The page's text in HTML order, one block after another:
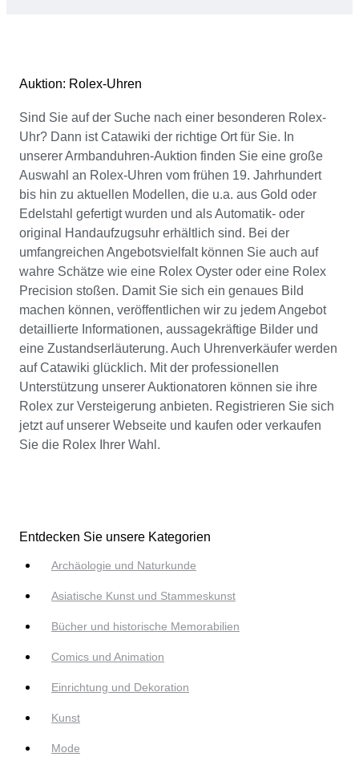
Auktion: Rolex-Uhren
Sind Sie auf der Suche nach einer besonderen Rolex-
Uhr? Dann ist Catawiki der richtige Ort für Sie. In
unserer Armbanduhren-Auktion finden Sie eine große
Auswahl an Rolex-Uhren vom frühen 19. Jahrhundert
bis hin zu aktuellen Modellen, die u.a. aus Gold oder
Edelstahl gefertigt wurden und als Automatik- oder
original Handaufzugsuhr erhältlich sind. Bei der
umfangreichen Angebotsvielfalt können Sie auch auf
wahre Schätze wie eine Rolex Oyster oder eine Rolex
Precision stoßen. Damit Sie sich ein genaues Bild
machen können, veröffentlichen wir zu jedem Angebot
detaillierte Informationen, aussagekräftige Bilder und
eine Zustandserläuterung. Auch Uhrenverkäufer werden
auf Catawiki glücklich. Mit der professionellen
Unterstützung unserer Auktionatoren können sie ihre
Rolex zur Versteigerung anbieten. Registrieren Sie sich
jetzt auf unserer Webseite und kaufen oder verkaufen
Sie die Rolex Ihrer Wahl.
Entdecken Sie unsere Kategorien
Archäologie und Naturkunde
Asiatische Kunst und Stammeskunst
Bücher und historische Memorabilien
Comics und Animation
Einrichtung und Dekoration
Kunst
Mode